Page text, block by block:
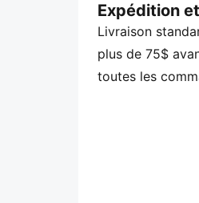
sauver la
mission grâce à
graphiques
chiots préférés
Expédition
Livraison
plus de 75$
toutes les